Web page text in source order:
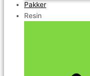
Pakker
Resin